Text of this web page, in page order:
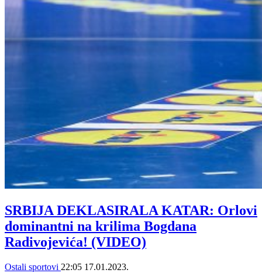
SRBIJA DEKLASIRALA KATAR: Orlovi
dominantni na krilima Bogdana
Radivojevića! (VIDEO)
Ostali sportovi 22:05 17.01.2023.